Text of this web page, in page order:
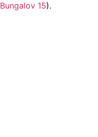
Bungalov 15).